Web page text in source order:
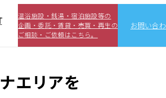
温浴施設・銭湯・宿泊施設等の
企画・委託・賃貸・売買・再生の
ご相談・ご依頼はこちら。
お問い合
エリアを